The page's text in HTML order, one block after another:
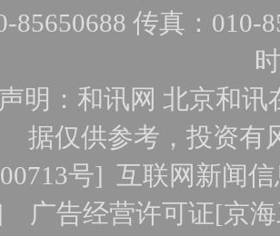
85650688 传真：010-
明：和讯网 北京和
据仅供参考，投资有
号]互联网新闻
广告经营许可证[京